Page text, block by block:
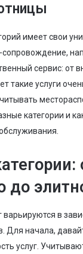
имеет свои
сопровождение,
сервис: от
такие услуги
категории и
до
в
Для начала,
услуг.